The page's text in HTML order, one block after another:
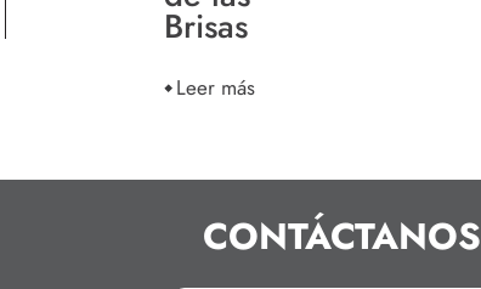
Brisas
Leer más
CONTÁCTANOS